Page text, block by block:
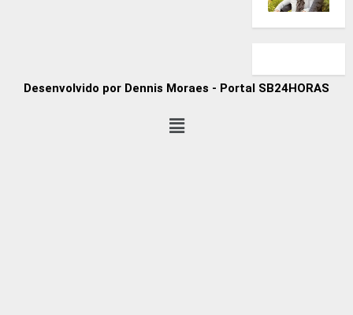
Desenvolvido por Dennis Moraes - Portal SB24HORAS